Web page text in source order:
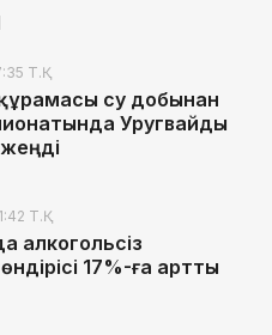
Т.Қ.
құрамасы су добынан
Уругвайды
Т.Қ.
алкогольсіз
17%-ға артты